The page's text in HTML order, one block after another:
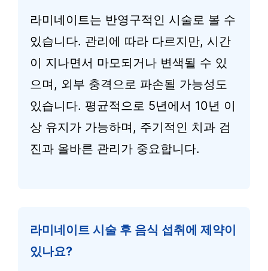
라미네이트는 반영구적인 시술로 볼 수
있습니다. 관리에 따라 다르지만, 시간
이 지나면서 마모되거나 변색될 수 있
으며, 외부 충격으로 파손될 가능성도
있습니다. 평균적으로 5년에서 10년 이
상 유지가 가능하며, 주기적인 치과 검
진과 올바른 관리가 중요합니다.
라미네이트 시술 후 음식 섭취에 제약이
있나요?